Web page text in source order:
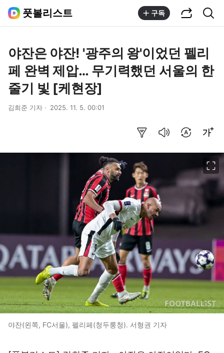
풋볼리스트 구독
야잔은 야잔! '광주의 왕'이었던 펠리
페 완벽 제압… 무기력했던 서울의 한
줄기 빛 [케현장]
김희준 기자 2025. 11. 5. 00:01
야잔(왼쪽, FC서울), 펠리페(청두룽청). 서형권 기자